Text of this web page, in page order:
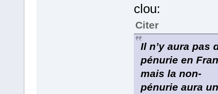
clou:
Citer
Il n’y aura pas
pénurie en
mais la non-
pénurie aura un